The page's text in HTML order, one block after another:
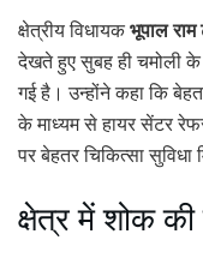
क्षेत्रीय विधायकभूपाल राम
देखते हुए सुबह ही चमोली के
गई है। उन्होंने कहा कि
के माध्यम से हायर सेंटर
पर बेहतर चिकित्सा
क्षेत्र में शोक